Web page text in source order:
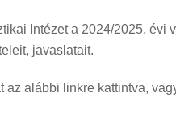
Intézet a 2024/2025. évi
javaslatait.
az alábbi linkre kattintva,